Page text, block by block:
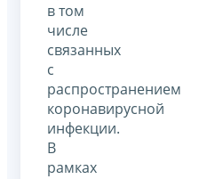
в том
числе
связанных
с
распространением
коронавирусной
инфекции.
В
рамках